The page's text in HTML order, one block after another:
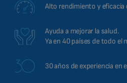
Alto rendimiento y
Ayuda a mejorar la salud.
Ya en 40 países de todo el
30 años de experiencia en